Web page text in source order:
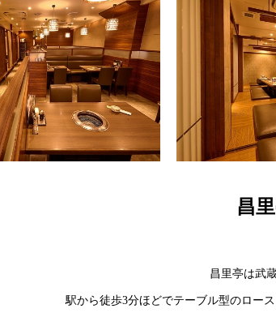
昌
昌里亭は武
駅から徒歩3分ほどでテーブル型のロー